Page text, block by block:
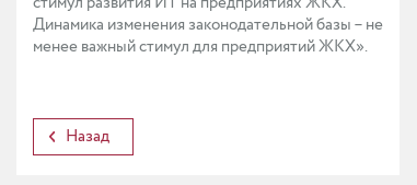
Динамика изменения законодательной базы – не
менее важный стимул для предприятий ЖКХ».
Назад